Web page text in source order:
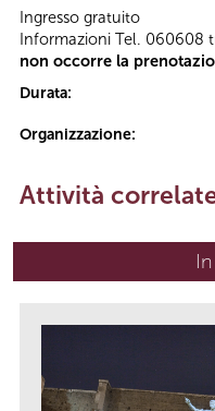
Ingresso gratuito
Informazioni Tel. 060608
non occorre la
Durata:
Organizzazione:
Attività